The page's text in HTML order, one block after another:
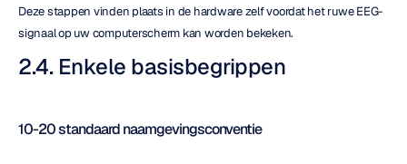
Deze stappen vinden plaats in de hardware zelf voordat het ruwe EEG-
signaal op uw computerscherm kan worden bekeken.
2.4. Enkele basisbegrippen
10-20 standaard naamgevingsconventie